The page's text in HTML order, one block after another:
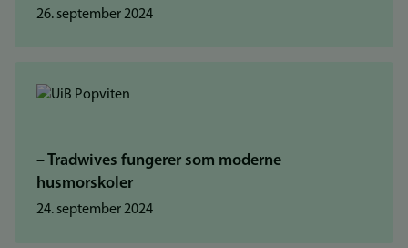
26. september 2024
– Tradwives fungerer som moderne
husmorskoler
24. september 2024